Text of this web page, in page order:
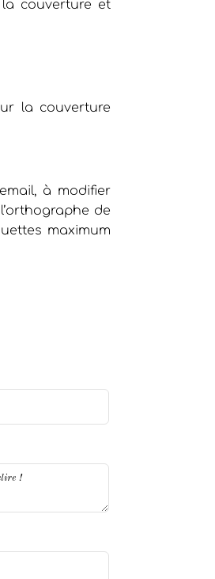
couverture et
la couverture
à modifier
de
maximum